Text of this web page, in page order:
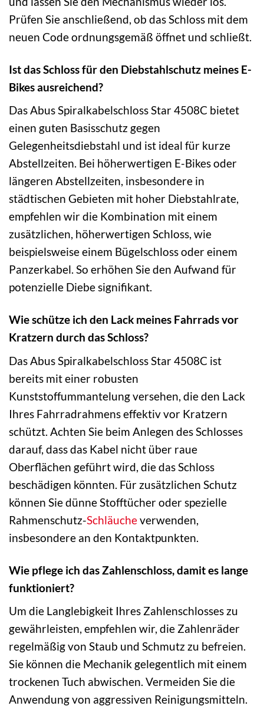
Prüfen Sie anschließend, ob das Schloss mit dem
neuen Code ordnungsgemäß öffnet und schließt.
Ist das Schloss für den Diebstahlschutz meines E-
Bikes ausreichend?
Das Abus Spiralkabelschloss Star 4508C bietet
einen guten Basisschutz gegen
Gelegenheitsdiebstahl und ist ideal für kurze
Abstellzeiten. Bei höherwertigen E-Bikes oder
längeren Abstellzeiten, insbesondere in
städtischen Gebieten mit hoher Diebstahlrate,
empfehlen wir die Kombination mit einem
zusätzlichen, höherwertigen Schloss, wie
beispielsweise einem Bügelschloss oder einem
Panzerkabel. So erhöhen Sie den Aufwand für
potenzielle Diebe signifikant.
Wie schütze ich den Lack meines Fahrrads vor
Kratzern durch das Schloss?
Das Abus Spiralkabelschloss Star 4508C ist
bereits mit einer robusten
Kunststoffummantelung versehen, die den Lack
Ihres Fahrradrahmens effektiv vor Kratzern
schützt. Achten Sie beim Anlegen des Schlosses
darauf, dass das Kabel nicht über raue
Oberflächen geführt wird, die das Schloss
beschädigen könnten. Für zusätzlichen Schutz
können Sie dünne Stofftücher oder spezielle
Rahmenschutz-Schläucheverwenden,
insbesondere an den Kontaktpunkten.
Wie pflege ich das Zahlenschloss, damit es lange
funktioniert?
Um die Langlebigkeit Ihres Zahlenschlosses zu
gewährleisten, empfehlen wir, die Zahlenräder
regelmäßig von Staub und Schmutz zu befreien.
Sie können die Mechanik gelegentlich mit einem
trockenen Tuch abwischen. Vermeiden Sie die
Anwendung von aggressiven Reinigungsmitteln.